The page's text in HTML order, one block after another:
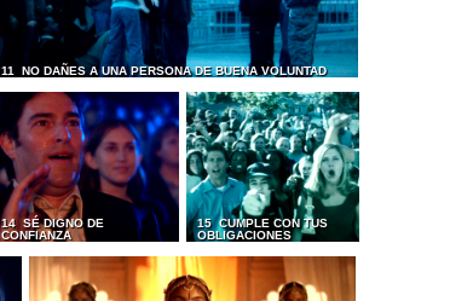
11 NO DAÑES A UNA PERSONA DE BUENA VOLUNTAD
14 SÉ DIGNO DE
CONFIANZA
15 CUMPLE CON TUS
OBLIGACIONES